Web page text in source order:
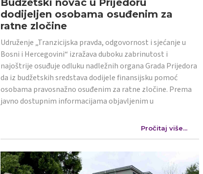
dodijeljen osobama osuđenim za
ratne zločine
Udruženje „Tranzicijska pravda, odgovornost i sjećanje u
Bosni i Hercegovini“ izražava duboku zabrinutost i
najoštrije osuđuje odluku nadležnih organa Grada Prijedora
da iz budžetskih sredstava dodijele finansijsku pomoć
osobama pravosnažno osuđenim za ratne zločine. Prema
javno dostupnim informacijama objavljenim u
Pročitaj više...